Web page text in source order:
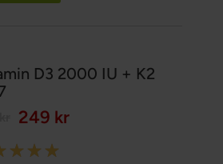
D3 2000 IU + K2
249 kr